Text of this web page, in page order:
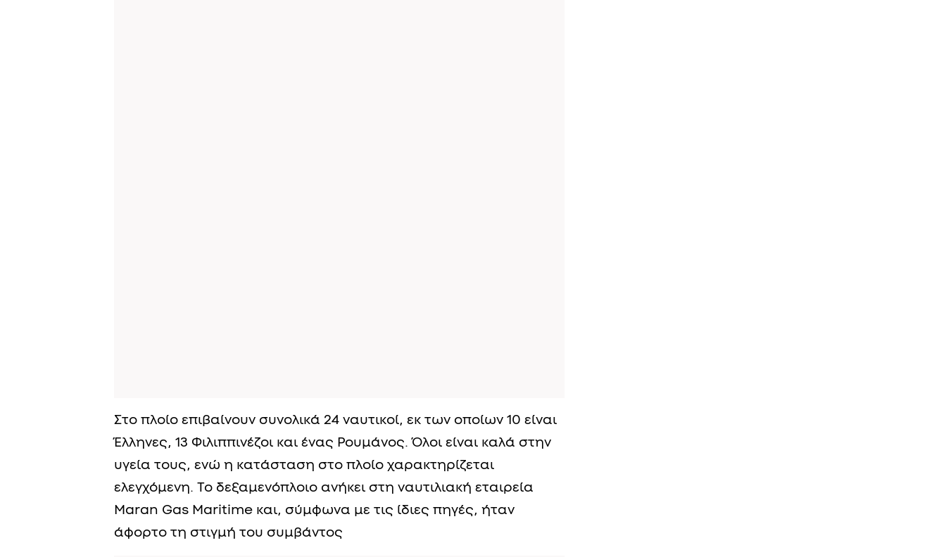
Στο πλοίο επιβαίνουν συνολικά 24 ναυτικοί, εκ των οποίων 10 είναι
Έλληνες, 13 Φιλιππινέζοι και ένας Ρουμάνος. Όλοι είναι καλά στην
υγεία τους, ενώ η κατάσταση στο πλοίο χαρακτηρίζεται
ελεγχόμενη. Το δεξαμενόπλοιο ανήκει στη ναυτιλιακή εταιρεία
Maran Gas Maritime και, σύμφωνα με τις ίδιες πηγές, ήταν
άφορτο τη στιγμή του συμβάντος